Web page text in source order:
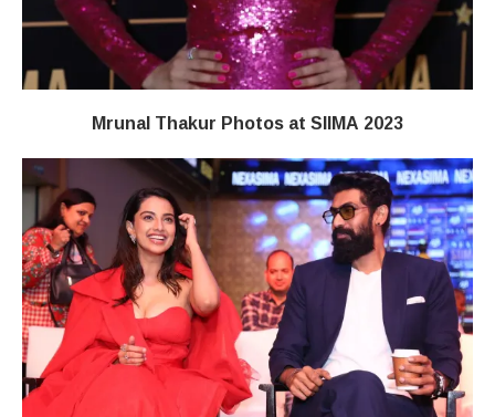
Mrunal Thakur Photos at SIIMA 2023